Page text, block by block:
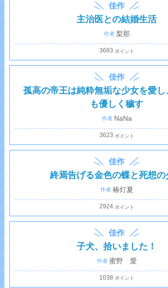
佳作
主治医との結婚生活
梨那
3683
佳作
孤高の帝王は純粋無垢な少女を愛
も優しく穢す
NaNa
3623
佳作
終焉告げる金色の蝶と死想の
椿灯夏
2924
佳作
子犬、拾いました！
蜜野 愛
1038